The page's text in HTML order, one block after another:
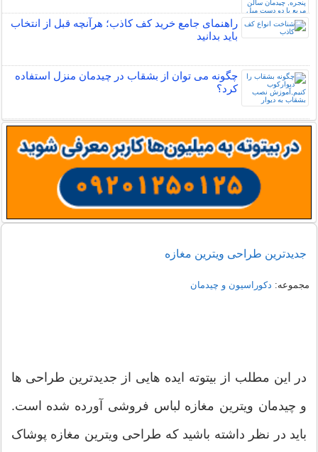
راهنمای جامع خرید کف کاذب؛ هرآنچه قبل از انتخاب
باید بدانید
چگونه می توان از بشقاب در چیدمان منزل استفاده
کرد؟
جدیدترین طراحی ویترین مغازه
مجموعه: دکوراسیون و چیدمان
در این مطلب از بیتوته ایده هایی از جدیدترین طراحی ها
و چیدمان ویترین مغازه لباس فروشی آورده شده است.
باید در نظر داشته باشید که طراحی ویترین مغازه پوشاک